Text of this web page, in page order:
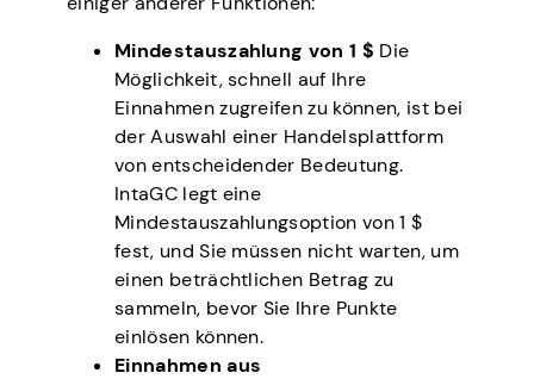
Mindestauszahlung von 1 $ Die
Möglichkeit, schnell auf Ihre
Einnahmen zugreifen zu können, ist bei
der Auswahl einer Handelsplattform
von entscheidender Bedeutung.
IntaGC legt eine
Mindestauszahlungsoption von 1 $
fest, und Sie müssen nicht warten, um
einen beträchtlichen Betrag zu
sammeln, bevor Sie Ihre Punkte
einlösen können.
Einnahmen aus